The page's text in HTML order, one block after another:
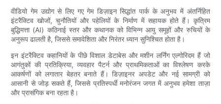
वीडियो गेम उद्योग से लिए गए गेम डिज़ाइन सिद्धांत पार्क के अनुभव में अंतर्निहित
इंटरैक्टिव खोजों, चुनौतियों और पहेलियों के निर्माण में सहायक होते हैं। कृत्रिम
बुद्धिमत्ता (AI) कठिनाई स्तर और कथानक को विभिन्न आयु समूहों और रुचियों के
अनुरूप ढालती है, जिससे समावेशिता और निरंतर ध्यान सुनिश्चित होता है।
इन इंटरैक्टिव कहानियों के पीछे विशाल डेटाबेस और मशीन लर्निंग एल्गोरिदम हैं जो
आगंतुकों की प्रतिक्रिया, व्यवहार पैटर्न और प्राथमिकताओं का विश्लेषण करके
आकर्षणों को लगातार बेहतर बनाते हैं। डिज़ाइनर अपडेट और नई सामग्री को
आसानी से जोड़ सकते हैं, जिससे प्रतिस्पर्धी मनोरंजन जगत में अनुभव हमेशा ताज़ा
और प्रासंगिक बना रहता है।